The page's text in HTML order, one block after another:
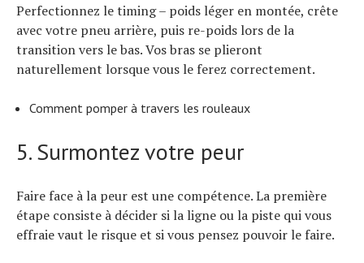
Perfectionnez le timing – poids léger en montée, crête
avec votre pneu arrière, puis re-poids lors de la
transition vers le bas. Vos bras se plieront
naturellement lorsque vous le ferez correctement.
Comment pomper à travers les rouleaux
5. Surmontez votre peur
Faire face à la peur est une compétence. La première
étape consiste à décider si la ligne ou la piste qui vous
effraie vaut le risque et si vous pensez pouvoir le faire.